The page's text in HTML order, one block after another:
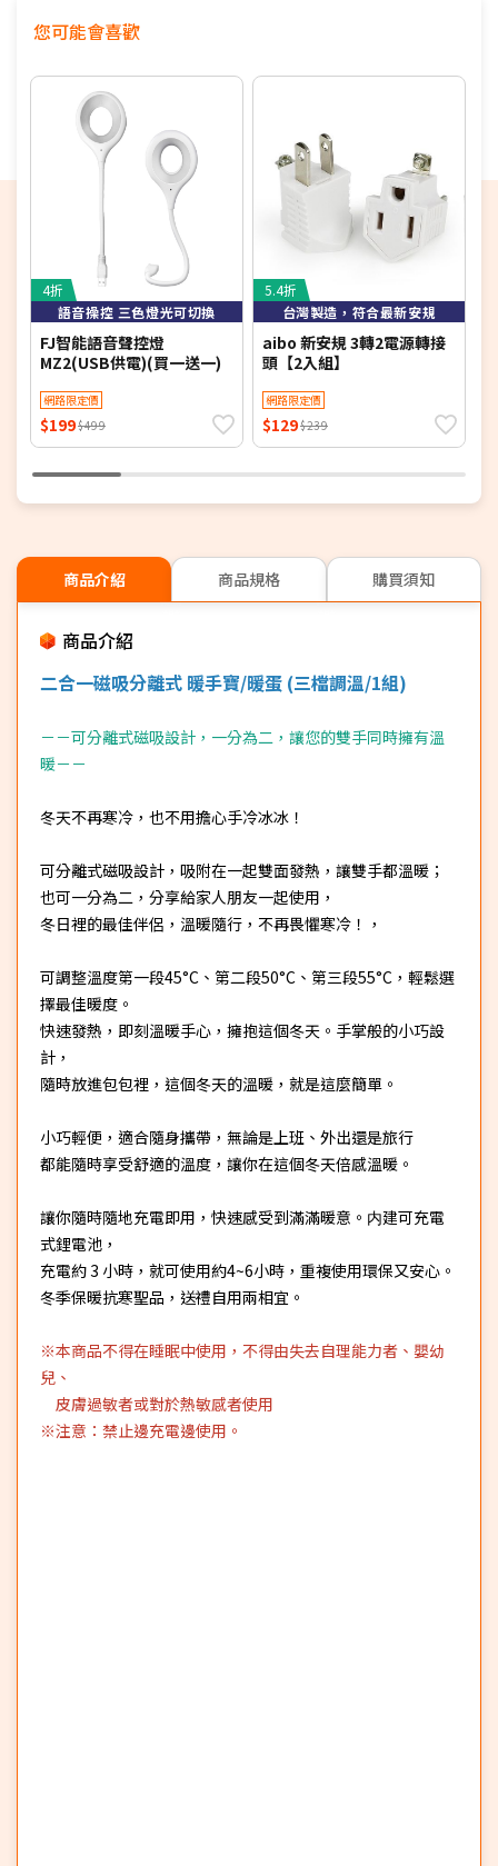
您可能會喜歡
4折
語音操控 三色燈光可切換
FJ智能語音聲控燈
MZ2(USB供電)(買一送一)
網路限定價
$199$499
5.4折
台灣製造，符合最新安規
aibo 新安規 3轉2電源轉接
頭【2入組】
網路限定價
$129$239
商品介紹 商品規格 購買須知
商品介紹
二合一磁吸分離式 暖手寶/暖蛋 (三檔調溫/1組)
－－可分離式磁吸設計，一分為二，讓您的雙手同時擁有溫
暖－－
冬天不再寒冷，也不用擔心手冷冰冰！
可分離式磁吸設計，吸附在一起雙面發熱，讓雙手都溫暖；
也可一分為二，分享給家人朋友一起使用，
冬日裡的最佳伴侶，溫暖隨行，不再畏懼寒冷！，
可調整溫度第一段45°C、第二段50°C、第三段55°C，輕鬆選
擇最佳暖度。
快速發熱，即刻溫暖手心，擁抱這個冬天。手掌般的小巧設
計，
隨時放進包包裡，這個冬天的溫暖，就是這麼簡單。
小巧輕便，適合隨身攜帶，無論是上班、外出還是旅行
都能隨時享受舒適的溫度，讓你在這個冬天倍感溫暖。
讓你隨時隨地充電即用，快速感受到滿滿暖意。内建可充電
式鋰電池，
充電約 3 小時，就可使用約4~6小時，重複使用環保又安心。
冬季保暖抗寒聖品，送禮自用兩相宜。
※本商品不得在睡眠中使用，不得由失去自理能力者、嬰幼
兒、
皮膚過敏者或對於熱敏感者使用
※注意：禁止邊充電邊使用。